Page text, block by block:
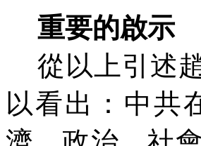
重要的啟示
從以上引述
以看出：中共